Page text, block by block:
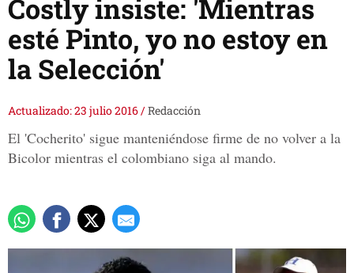
Costly insiste: 'Mientras
esté Pinto, yo no estoy en
la Selección'
Actualizado: 23 julio 2016/Redacción
El 'Cocherito' sigue manteniéndose firme de no volver a la
Bicolor mientras el colombiano siga al mando.